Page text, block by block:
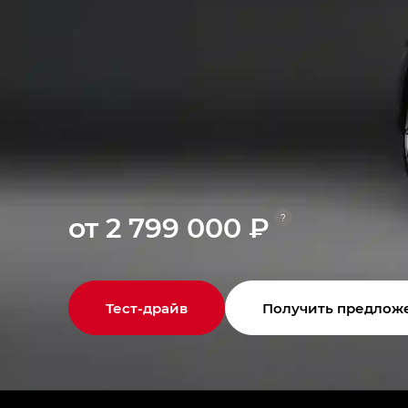
от 2 799 000 ₽ ?
Тест-драйв Получить